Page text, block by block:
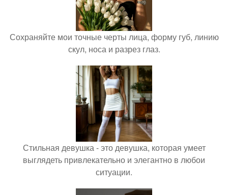
Сохраняйте мои точные черты лица, форму губ, линию
скул, носа и разрез глаз.
Стильная девушка - это девушка, которая умеет
выглядеть привлекательно и элегантно в любои
ситуации.